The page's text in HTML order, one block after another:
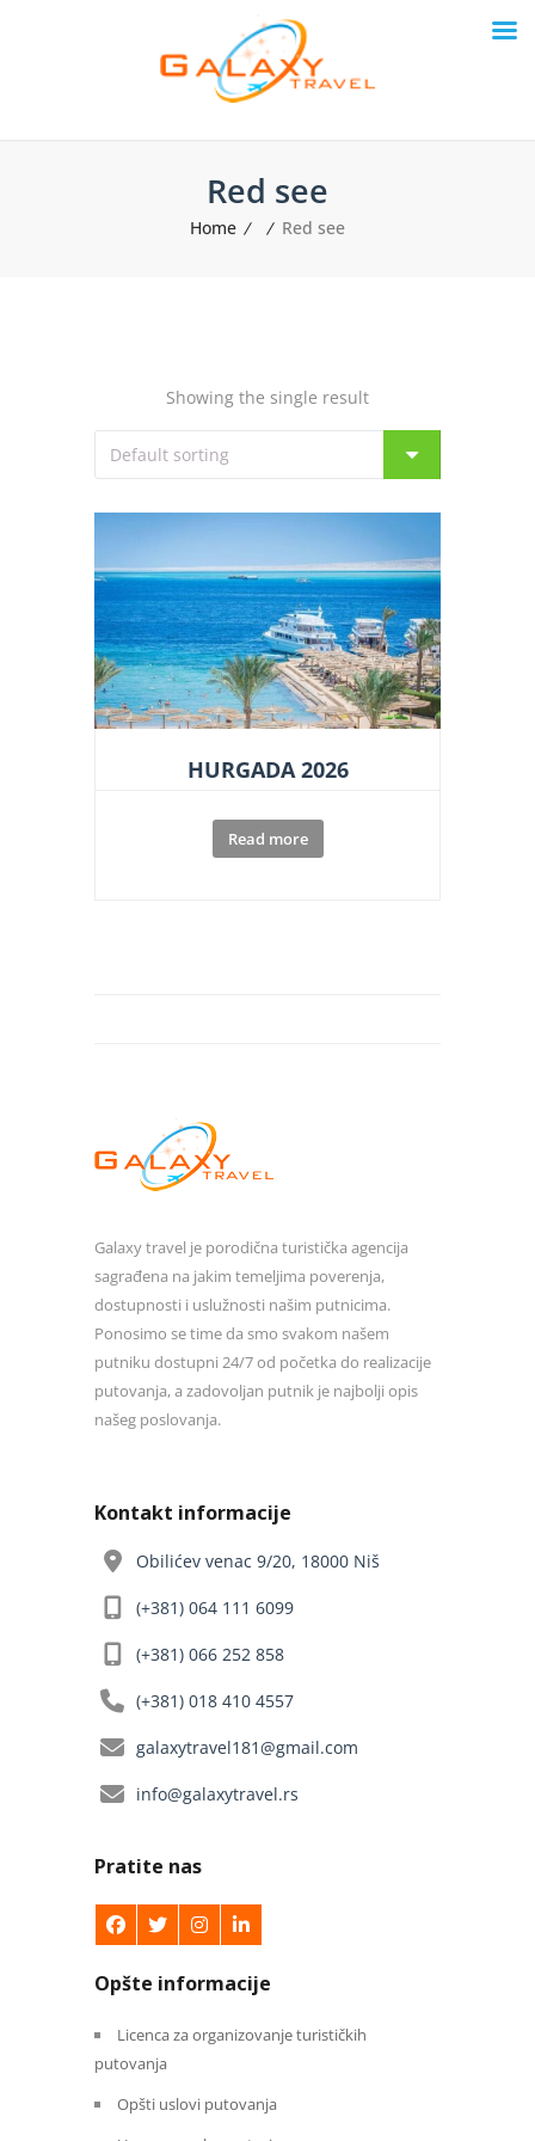
Red see
Home Red see
Showing the single result
HURGADA 2026
Read more
Galaxy travel je porodična turistička agencija
sagrađena na jakim temeljima poverenja,
dostupnosti i uslužnosti našim putnicima.
Ponosimo se time da smo svakom našem
putniku dostupni 24/7 od početka do realizacije
putovanja, a zadovoljan putnik je najbolji opis
našeg poslovanja.
Kontakt informacije
Obilićev venac 9/20, 18000 Niš
(+381) 064 111 6099
(+381) 066 252 858
(+381) 018 410 4557
galaxytravel181@gmail.com
info@galaxytravel.rs
Pratite nas
Opšte informacije
Licenca za organizovanje turističkih
putovanja
Opšti uslovi putovanja